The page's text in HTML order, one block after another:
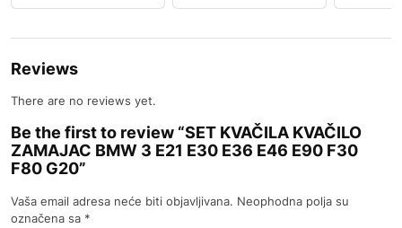
Reviews
There are no reviews yet.
Be the first to review “SET KVAČILA KVAČILO
ZAMAJAC BMW 3 E21 E30 E36 E46 E90 F30
F80 G20”
Vaša email adresa neće biti objavljivana. Neophodna polja su
označena sa *